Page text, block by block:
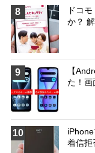
8
ドコ
か？
9
【
た！画
10
着信拒